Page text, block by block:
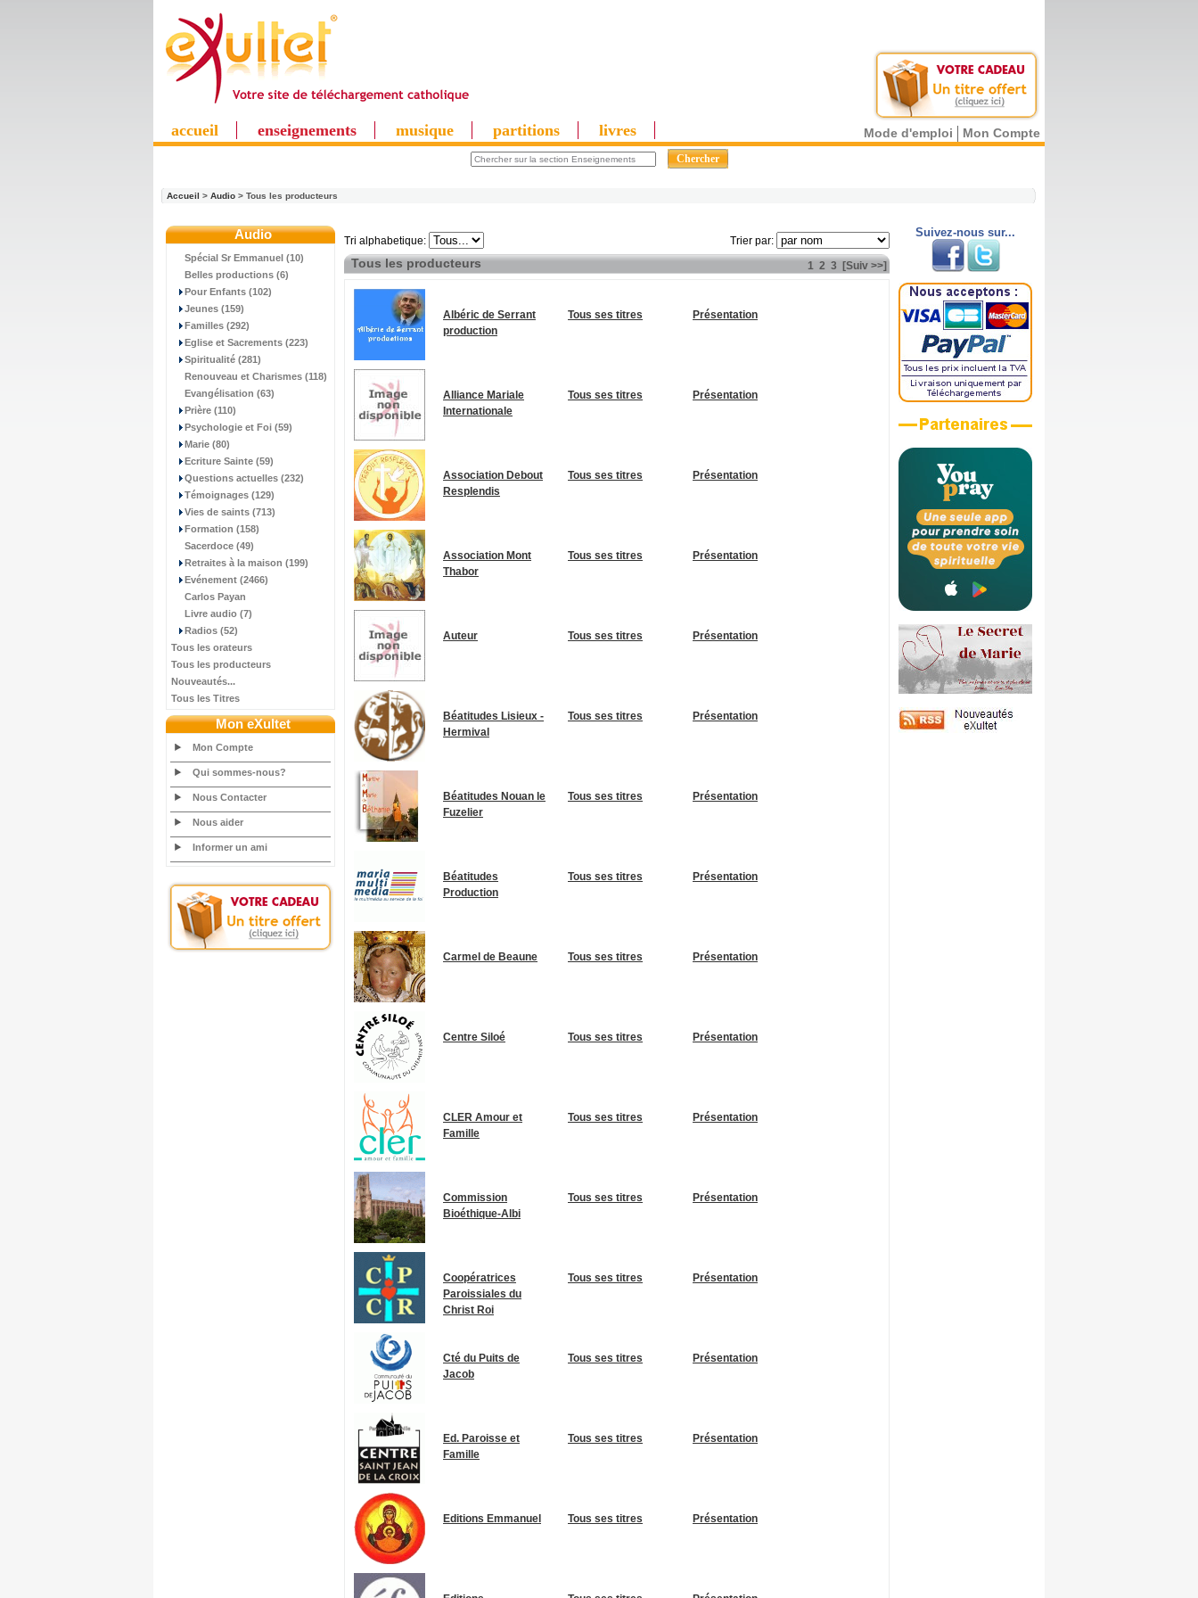
accueil enseignements musique partitions livres Mode d'emploi Mon Compte
Accueil > Audio > Tous les producteurs
Audio
Spécial Sr Emmanuel (10)
Belles productions (6)
Pour Enfants (102)
Jeunes (159)
Familles (292)
Eglise et Sacrements (223)
Spiritualité (281)
Renouveau et Charismes (118)
Evangélisation (63)
Prière (110)
Psychologie et Foi (59)
Marie (80)
Ecriture Sainte (59)
Questions actuelles (232)
Témoignages (129)
Vies de saints (713)
Formation (158)
Sacerdoce (49)
Retraites à la maison (199)
Evénement (2466)
Carlos Payan
Livre audio (7)
Radios (52)
Tous les orateurs
Tous les producteurs
Nouveautés...
Tous les Titres
Mon eXultet
Mon Compte
Qui sommes-nous?
Nous Contacter
Nous aider
Informer un ami
Tri alphabetique: Trier par:
Tous les producteurs 1 2 3 [Suiv >>]
Albéric de Serrant
production
Tous ses titres Présentation
Alliance Mariale
Internationale
Tous ses titres Présentation
Association Debout
Resplendis
Tous ses titres Présentation
Association Mont
Thabor
Tous ses titres Présentation
Auteur Tous ses titres Présentation
Béatitudes Lisieux -
Hermival
Tous ses titres Présentation
Béatitudes Nouan le
Fuzelier
Tous ses titres Présentation
Béatitudes
Production
Tous ses titres Présentation
Carmel de Beaune Tous ses titres Présentation
Centre Siloé Tous ses titres Présentation
CLER Amour et
Famille
Tous ses titres Présentation
Commission
Bioéthique-Albi
Tous ses titres Présentation
Coopératrices
Paroissiales du
Christ Roi
Tous ses titres Présentation
Cté du Puits de
Jacob
Tous ses titres Présentation
Ed. Paroisse et
Famille
Tous ses titres Présentation
Editions Emmanuel Tous ses titres Présentation
Suivez-nous sur...